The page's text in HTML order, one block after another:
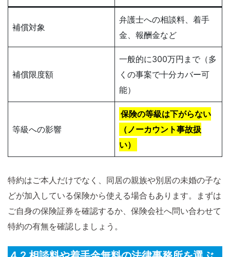
補償対象
弁護士への相談料、着手
金、報酬金など
補償限度額
一般的に300万円まで（多
くの事案で十分カバー可
能）
等級への影響
保険の等級は下がらない
（ノーカウント事故扱
い）
特約はご本人だけでなく、同居の親族や別居の未婚の子な
どが加入している保険から使える場合もあります。まずは
ご自身の保険証券を確認するか、保険会社へ問い合わせて
特約の有無を確認しましょう。